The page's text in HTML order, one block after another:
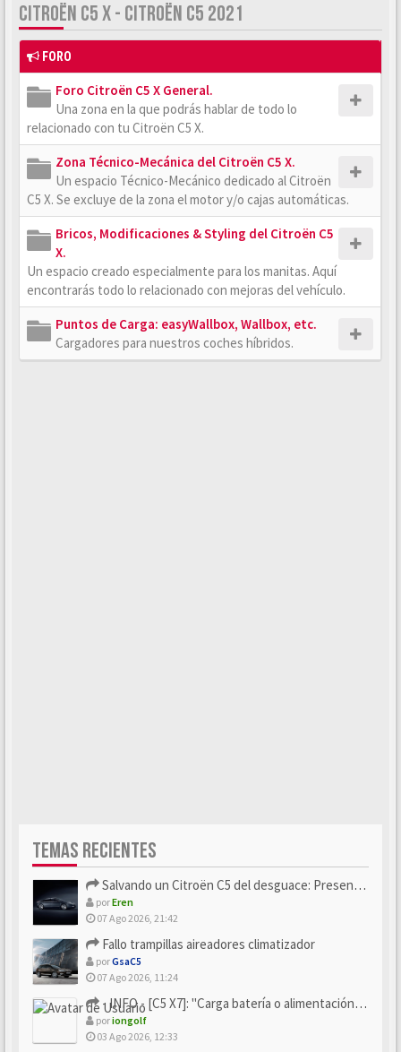
CITROËN C5 X - CITROËN C5 2021
FORO
Foro Citroën C5 X General.
Una zona en la que podrás hablar de todo lo
relacionado con tu Citroën C5 X.
Zona Técnico-Mecánica del Citroën C5 X.
Un espacio Técnico-Mecánico dedicado al Citroën
C5 X. Se excluye de la zona el motor y/o cajas automáticas.
Bricos, Modificaciones & Styling del Citroën C5
X.
Un espacio creado especialmente para los manitas. Aquí
encontrarás todo lo relacionado con mejoras del vehículo.
Puntos de Carga: easyWallbox, Wallbox, etc.
Cargadores para nuestros coches híbridos.
TEMAS RECIENTES
Salvando un Citroën C5 del desguace: Presentación y seguimiento
porEren
07 Ago 2026, 21:42
Fallo trampillas aireadores climatizador
porGsaC5
07 Ago 2026, 11:24
- INFO - [C5 X7]: "Carga batería o alimentación eléctri...
poriongolf
03 Ago 2026, 12:33